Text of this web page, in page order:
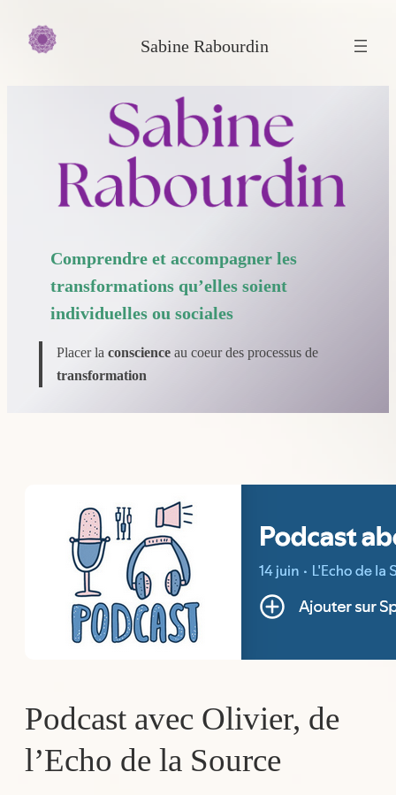
Sabine Rabourdin
Comprendre et accompagner les
transformations qu’elles soient
individuelles ou sociales
Placer laconscience au coeur des processus de
transformation
Podcast avec Olivier, de
l’Echo de la Source